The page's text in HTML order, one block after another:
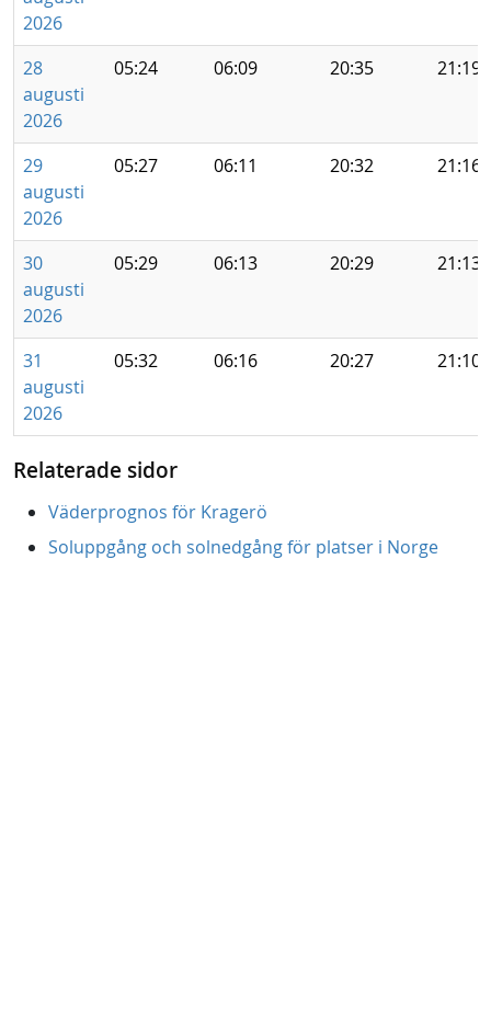
2026
28
augusti
2026
05:24 06:09 20:35 21:19
29
augusti
2026
05:27 06:11 20:32 21:16
30
augusti
2026
05:29 06:13 20:29 21:13
31
augusti
2026
05:32 06:16 20:27 21:10
Relaterade sidor
Väderprognos för Kragerö
Soluppgång och solnedgång för platser i Norge